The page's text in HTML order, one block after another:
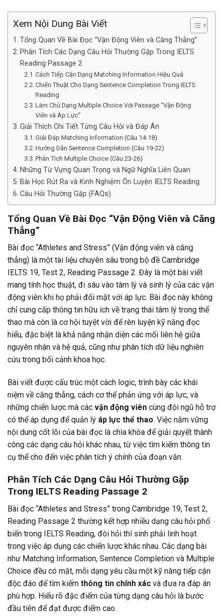
Xem Nội Dung Bài Viết
Tổng Quan Về Bài Đọc “Vận Động Viên và Căng Thẳng”
Phân Tích Các Dạng Câu Hỏi Thường Gặp Trong IELTS
Reading Passage 2
Cách Tiếp Cận Dạng Matching Information Hiệu Quả
Chiến Thuật Cho Dạng Sentence Completion Trong IELTS
Reading
Làm Chủ Dạng Multiple Choice Với Passage “Vận Động
Viên và Áp Lực”
Giải Thích Chi Tiết Từng Câu Hỏi và Đáp Án
Giải Đáp Matching Information (Câu 14-18)
Hướng Dẫn Sentence Completion (Câu 19-22)
Phân Tích Multiple Choice (Câu 23-26)
Những Từ Vựng Quan Trọng và Ngữ Nghĩa Liên Quan
Bài Học Rút Ra và Kinh Nghiệm Ôn Luyện IELTS Reading
Câu Hỏi Thường Gặp (FAQs)
Tổng Quan Về Bài Đọc “Vận Động Viên và Căng
Thẳng”
Bài đọc “Athletes and Stress” (Vận động viên và căng
thẳng) là một tài liệu chuyên sâu trong bộ đề Cambridge
IELTS 19, Test 2, Reading Passage 2. Đây là một bài viết
mang tính học thuật, đi sâu vào tâm lý và sinh lý của các vận
động viên khi họ phải đối mặt với áp lực. Bài đọc này không
chỉ cung cấp thông tin hữu ích về trạng thái tâm lý trong thể
thao mà còn là cơ hội tuyệt vời để rèn luyện kỹ năng đọc
hiểu, đặc biệt là khả năng nhận diện các mối liên hệ giữa
nguyên nhân và hệ quả, cũng như phân tích dữ liệu nghiên
cứu trong bối cảnh khoa học.
Bài viết được cấu trúc một cách logic, trình bày các khái
niệm về căng thẳng, cách cơ thể phản ứng với áp lực, và
những chiến lược mà các vận động viên cùng đội ngũ hỗ trợ
có thể áp dụng để quản lý áp lực thể thao. Việc nắm vững
nội dung cốt lõi của bài đọc là chìa khóa để giải quyết thành
công các dạng câu hỏi khác nhau, từ việc tìm kiếm thông tin
cụ thể cho đến việc phân tích ý chính của đoạn văn.
Phân Tích Các Dạng Câu Hỏi Thường Gặp
Trong IELTS Reading Passage 2
Bài đọc “Athletes and Stress” trong Cambridge 19, Test 2,
Reading Passage 2 thường kết hợp nhiều dạng câu hỏi phổ
biến trong IELTS Reading, đòi hỏi thí sinh phải linh hoạt
trong việc áp dụng các chiến lược khác nhau. Các dạng bài
như Matching Information, Sentence Completion và Multiple
Choice đều có mặt, mỗi dạng yêu cầu một kỹ năng tiếp cận
độc đáo để tìm kiếm thông tin chính xác và đưa ra đáp án
phù hợp. Hiểu rõ đặc điểm của từng dạng câu hỏi là bước
đầu tiên để đạt được điểm cao.